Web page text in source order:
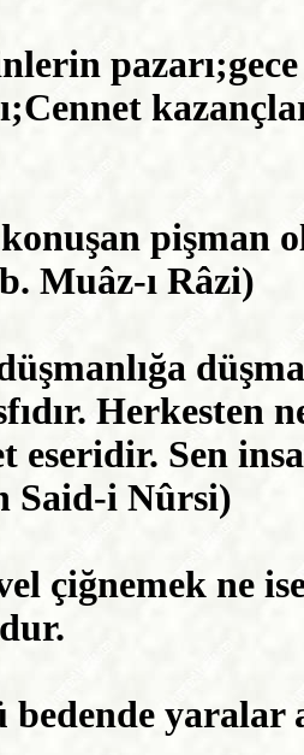
pişman
Muâz-ı Râzi)
Herkesten
eseridir. Sen
Said-i Nûrsi)
çiğnemek ne
bedende